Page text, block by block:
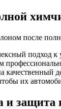
после
подход к
их
защита